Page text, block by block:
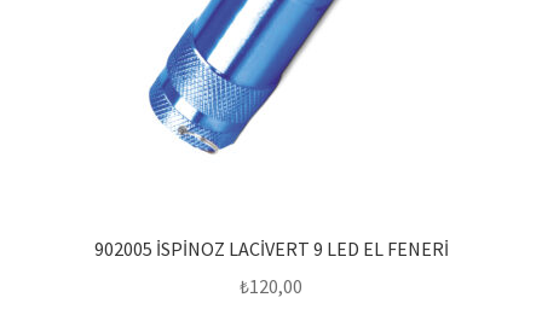
902005 İSPİNOZ LACİVERT 9 LED EL FENERİ
₺120,00